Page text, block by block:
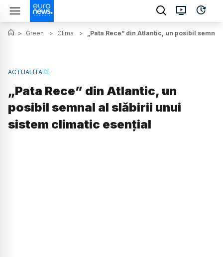
> Green > Clima > „Pata Rece” din Atlantic, un posibil
ACTUALITATE
„Pata Rece” din Atlantic, un
posibil semnal al slăbirii unui
sistem climatic esențial